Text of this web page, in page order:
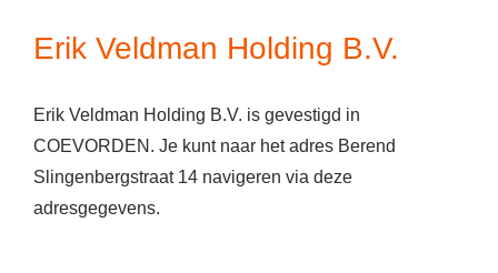
Erik Veldman Holding B.V.
Erik Veldman Holding B.V. is gevestigd in
COEVORDEN. Je kunt naar het adres Berend
Slingenbergstraat 14 navigeren via deze
adresgegevens.